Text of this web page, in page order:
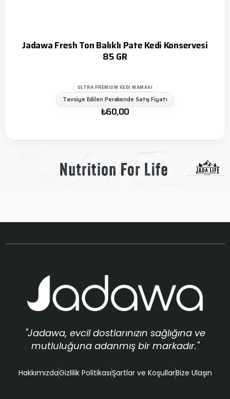
Jadawa Fresh Ton Balıklı Pate Kedi Konservesi
85 GR
ULTRA PREMIUM KEDI MAMASI
Tavsiye Edilen Perakende Satış Fiyatı
₺60,00
"Jadawa, evcil dostlarınızın sağlığına ve
mutluluğuna adanmış bir markadır."
HakkımızdaGizlilik PolitikasıŞartlar ve KoşullarBize Ulaşın